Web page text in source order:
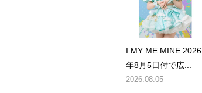
I MY ME MINE 2026
年8月5日付で広...
2026.08.05